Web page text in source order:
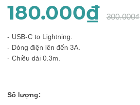
180.000₫ 300.000₫
- USB-C to Lightning.
- Dòng điện lên đến 3A.
- Chiều dài 0.3m.
Số lượng: